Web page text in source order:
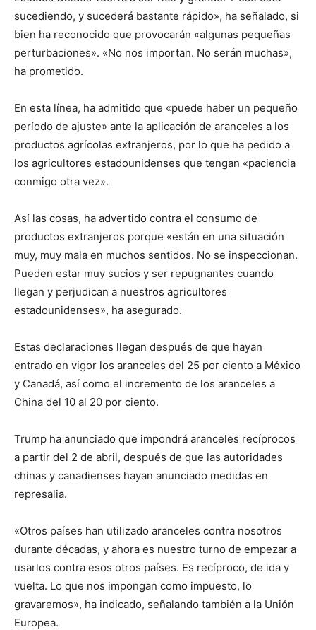
sucediendo, y sucederá bastante rápido», ha señalado, si
bien ha reconocido que provocarán «algunas pequeñas
perturbaciones». «No nos importan. No serán muchas»,
ha prometido.
En esta línea, ha admitido que «puede haber un pequeño
período de ajuste» ante la aplicación de aranceles a los
productos agrícolas extranjeros, por lo que ha pedido a
los agricultores estadounidenses que tengan «paciencia
conmigo otra vez».
Así las cosas, ha advertido contra el consumo de
productos extranjeros porque «están en una situación
muy, muy mala en muchos sentidos. No se inspeccionan.
Pueden estar muy sucios y ser repugnantes cuando
llegan y perjudican a nuestros agricultores
estadounidenses», ha asegurado.
Estas declaraciones llegan después de que hayan
entrado en vigor los aranceles del 25 por ciento a México
y Canadá, así como el incremento de los aranceles a
China del 10 al 20 por ciento.
Trump ha anunciado que impondrá aranceles recíprocos
a partir del 2 de abril, después de que las autoridades
chinas y canadienses hayan anunciado medidas en
represalia.
«Otros países han utilizado aranceles contra nosotros
durante décadas, y ahora es nuestro turno de empezar a
usarlos contra esos otros países. Es recíproco, de ida y
vuelta. Lo que nos impongan como impuesto, lo
gravaremos», ha indicado, señalando también a la Unión
Europea.